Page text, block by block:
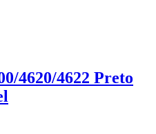
4620/4622 Preto